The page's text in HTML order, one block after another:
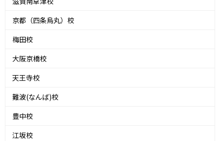
京都（四条烏丸）校
梅田校
大阪京橋校
天王寺校
難波(なんば)校
豊中校
江坂校